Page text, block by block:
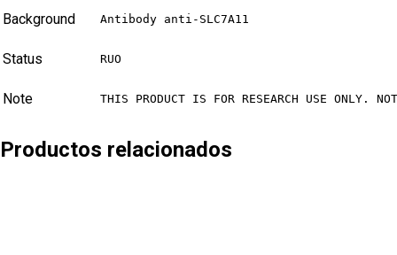
Background Antibody anti-SLC7A11
Status RUO
Note THIS PRODUCT IS FOR RESEARCH USE ONLY.
Productos relacionados